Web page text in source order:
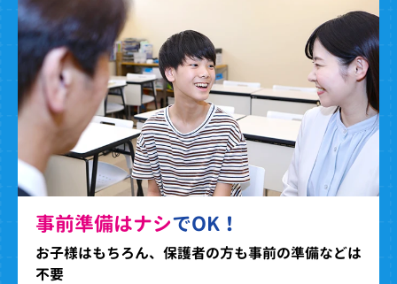
事前準備はナシでOK！
お子様はもちろん、保護者の方も事前の準備などは
不要